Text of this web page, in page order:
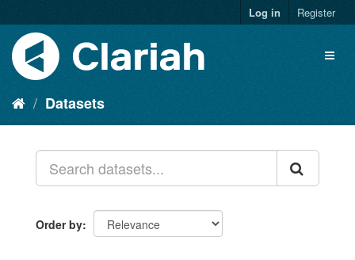
Log in Register
Datasets
Order by